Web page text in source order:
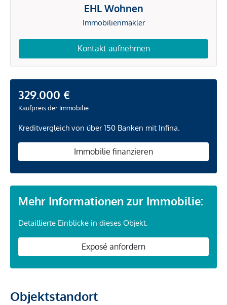
EHL Wohnen
Immobilienmakler
Kontakt aufnehmen
329.000 €
Kaufpreis der Immobilie
Kreditvergleich von über 150 Banken mit Infina.
Immobilie finanzieren
Mehr Informationen zur Immobilie:
Detaillierte Einblicke in dieses Objekt.
Exposé anfordern
Objektstandort